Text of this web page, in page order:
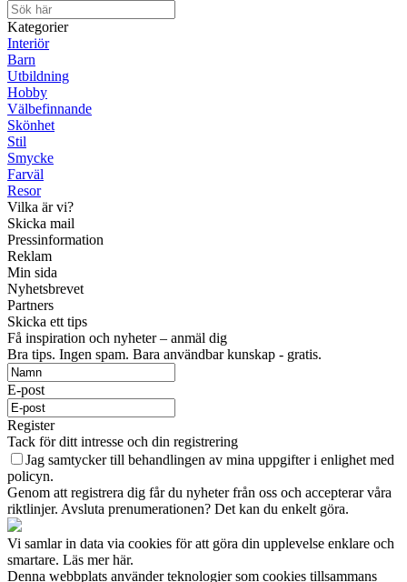
Kategorier
Interiör
Barn
Utbildning
Hobby
Välbefinnande
Skönhet
Stil
Smycke
Farväl
Resor
Vilka är vi?
Skicka mail
Pressinformation
Reklam
Min sida
Nyhetsbrevet
Partners
Skicka ett tips
Få inspiration och nyheter – anmäl dig
Bra tips. Ingen spam. Bara användbar kunskap - gratis.
E-post
Register
Tack för ditt intresse och din registrering
Jag samtycker till behandlingen av mina uppgifter i enlighet med
policyn.
Genom att registrera dig får du nyheter från oss och accepterar våra
riktlinjer. Avsluta prenumerationen? Det kan du enkelt göra.
Vi samlar in data via cookies för att göra din upplevelse enklare och
smartare. Läs mer här.
Denna webbplats använder teknologier som cookies tillsammans